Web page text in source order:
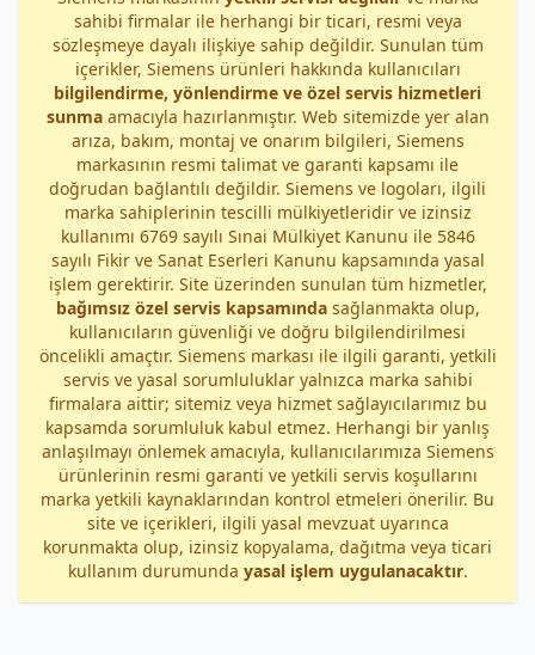
sahibi firmalar ile herhangi bir ticari, resmi veya
sözleşmeye dayalı ilişkiye sahip değildir. Sunulan tüm
içerikler, Siemens ürünleri hakkında kullanıcıları
bilgilendirme, yönlendirme ve özel servis hizmetleri
sunmaamacıyla hazırlanmıştır. Web sitemizde yer alan
arıza, bakım, montaj ve onarım bilgileri, Siemens
markasının resmi talimat ve garanti kapsamı ile
doğrudan bağlantılı değildir. Siemens ve logoları, ilgili
marka sahiplerinin tescilli mülkiyetleridir ve izinsiz
kullanımı 6769 sayılı Sınai Mülkiyet Kanunu ile 5846
sayılı Fikir ve Sanat Eserleri Kanunu kapsamında yasal
işlem gerektirir. Site üzerinden sunulan tüm hizmetler,
bağımsız özel servis kapsamındasağlanmakta olup,
kullanıcıların güvenliği ve doğru bilgilendirilmesi
öncelikli amaçtır. Siemens markası ile ilgili garanti, yetkili
servis ve yasal sorumluluklar yalnızca marka sahibi
firmalara aittir; sitemiz veya hizmet sağlayıcılarımız bu
kapsamda sorumluluk kabul etmez. Herhangi bir yanlış
anlaşılmayı önlemek amacıyla, kullanıcılarımıza Siemens
ürünlerinin resmi garanti ve yetkili servis koşullarını
marka yetkili kaynaklarından kontrol etmeleri önerilir. Bu
site ve içerikleri, ilgili yasal mevzuat uyarınca
korunmakta olup, izinsiz kopyalama, dağıtma veya ticari
kullanım durumunda yasal işlem uygulanacaktır.